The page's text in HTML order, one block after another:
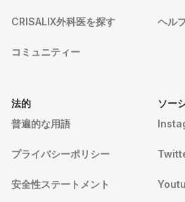
CRISALIX外科医を探す
コミュニティー
ヘル
法的
普遍的な用語
プライバシーポリシー
安全性ステートメント
ソー